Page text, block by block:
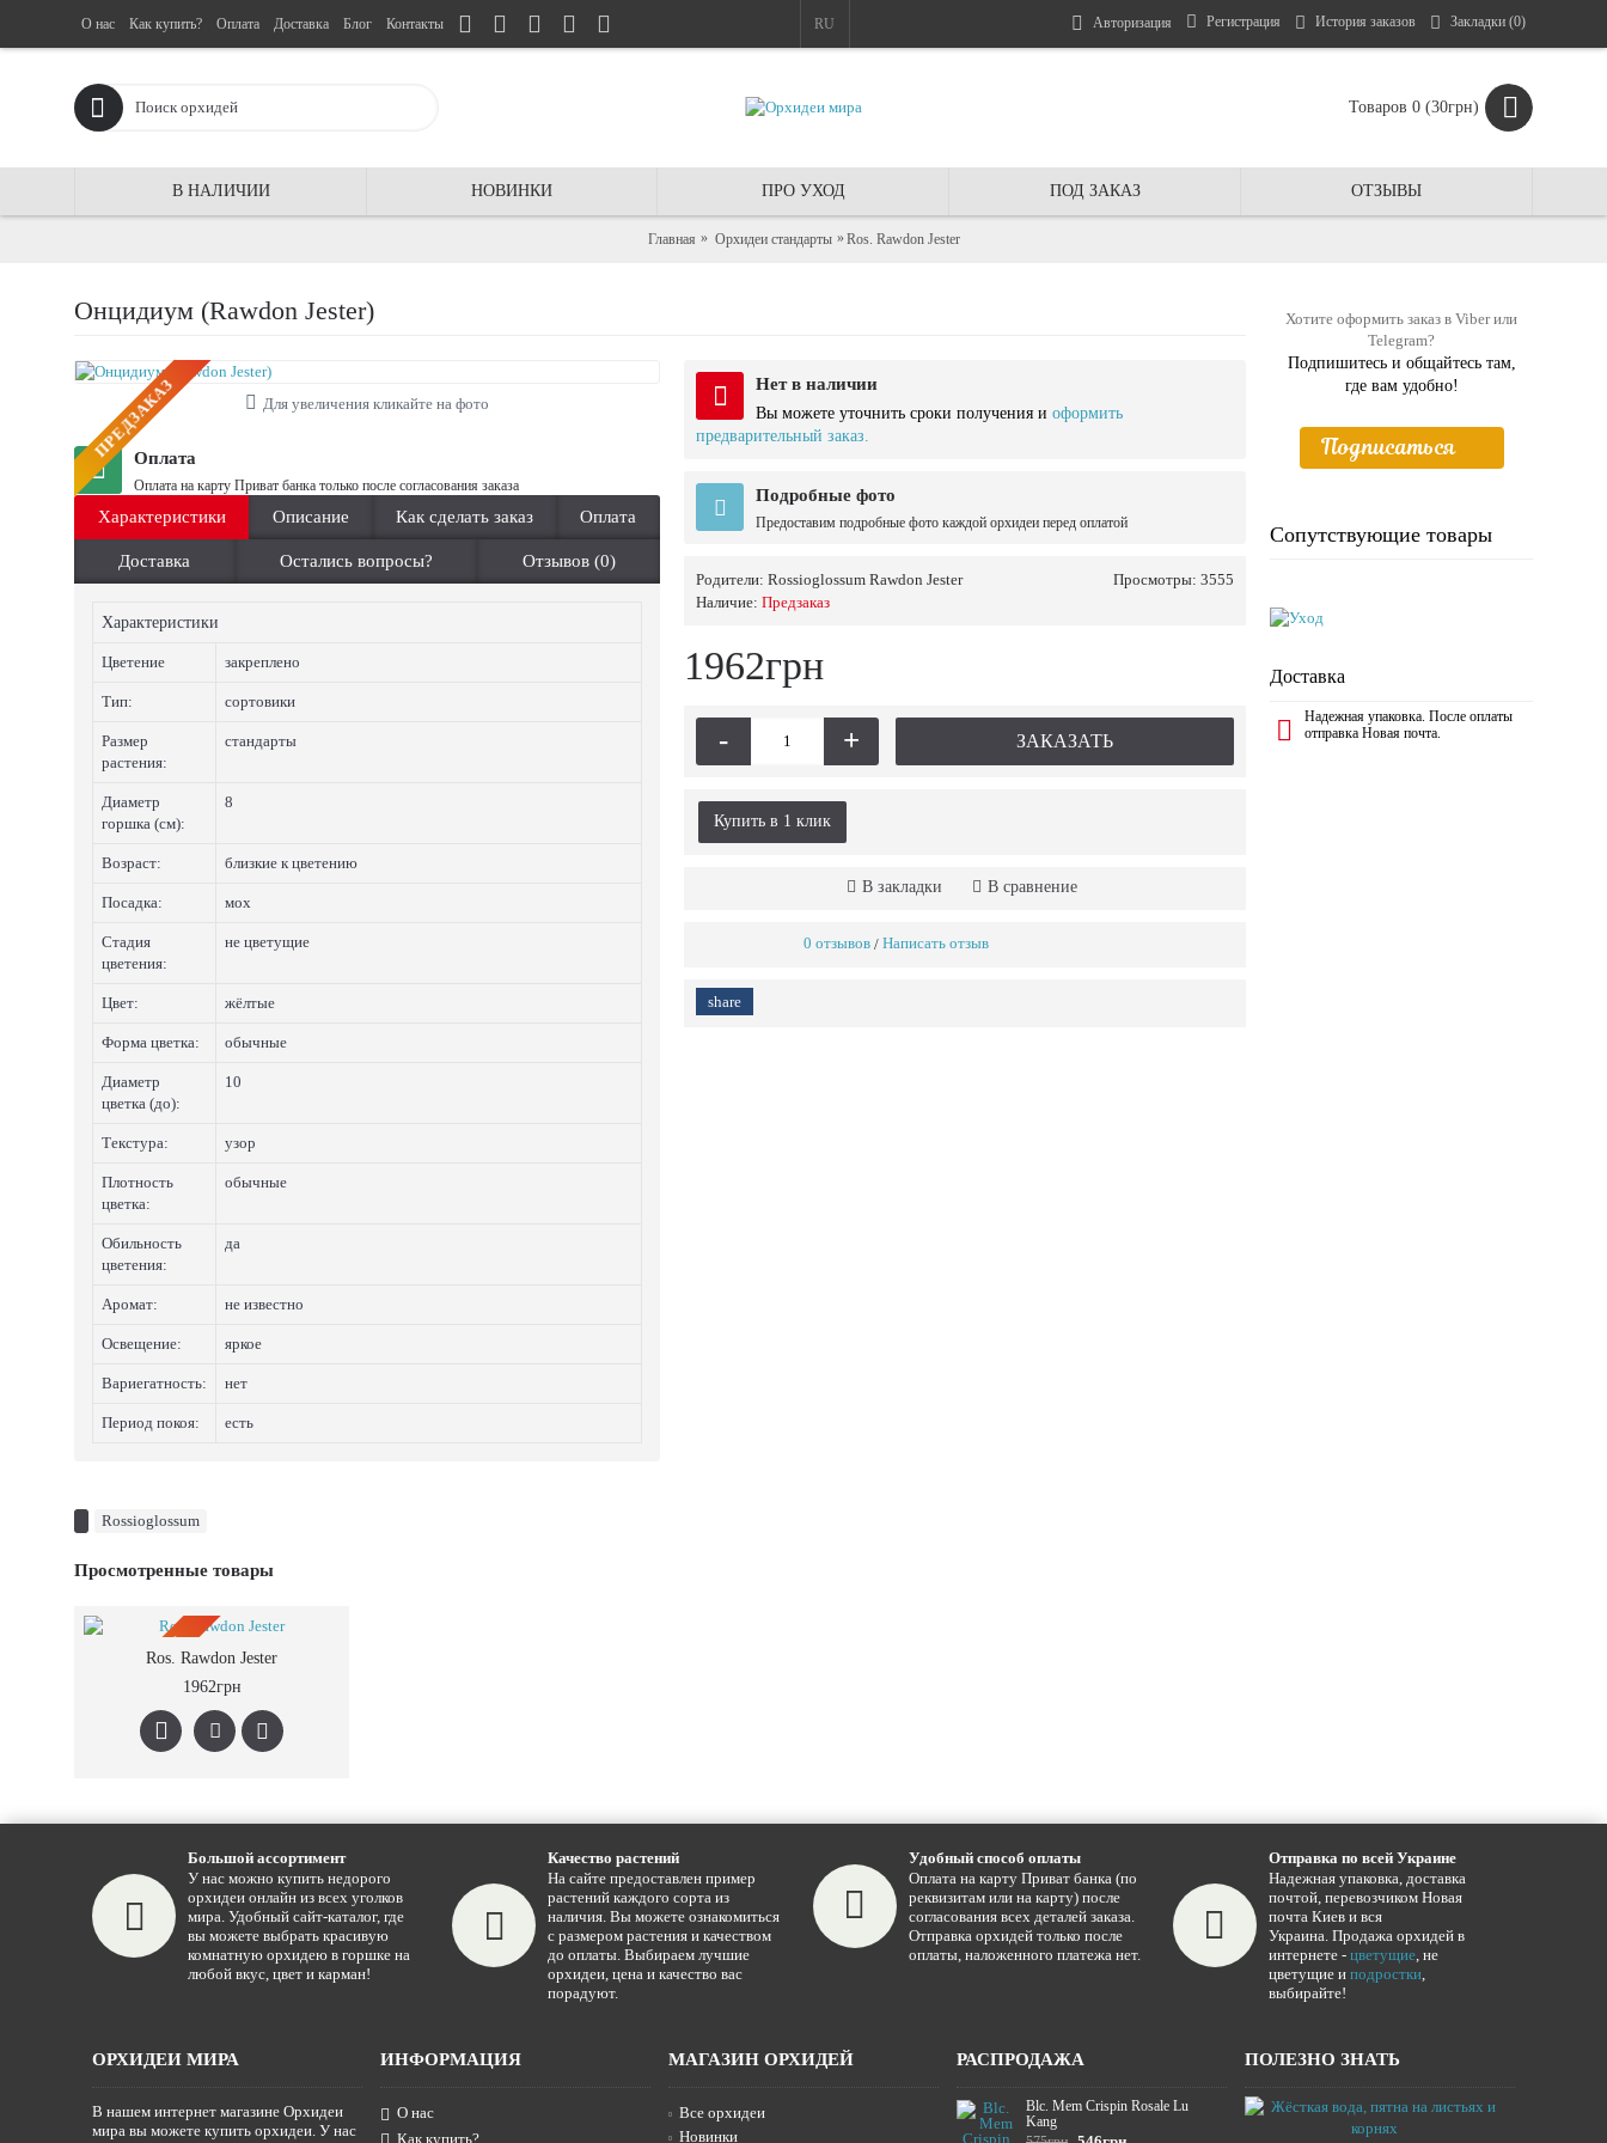
О нас Как купить? Оплата Доставка Блог Контакты RU Авторизация Регистрация История заказов Закладки (0)
Товаров 0 (30грн)
В НАЛИЧИИ НОВИНКИ ПРО УХОД ПОД ЗАКАЗ ОТЗЫВЫ
Главная Орхидеи стандарты Ros. Rawdon Jester
Хотите оформить заказ в Viber или
Telegram?
Подпишитесь и общайтесь там,
где вам удобно!
Подписаться
Сопутствующие товары
Доставка
Надежная упаковка. После оплаты
отправка Новая почта.
Онцидиум (Rawdon Jester)
ПРЕДЗАКАЗ Для увеличения кликайте на фото
Оплата
Оплата на карту Приват банка только после согласования заказа
Характеристики Описание Как сделать заказ Оплата
Доставка Остались вопросы? Отзывов (0)
Характеристики
Цветение закреплено
Тип: сортовики
Размер
растения:
стандарты
Диаметр
горшка (см):
8
Возраст: близкие к цветению
Посадка: мох
Стадия
цветения:
не цветущие
Цвет: жёлтые
Форма цветка: обычные
Диаметр
цветка (до):
10
Текстура: узор
Плотность
цветка:
обычные
Обильность
цветения:
да
Аромат: не известно
Освещение: яркое
Вариегатность: нет
Период покоя: есть
Нет в наличии
Вы можете уточнить сроки получения и оформить
предварительный заказ.
Подробные фото
Предоставим подробные фото каждой орхидеи перед оплатой
Просмотры: 3555
Родители: Rossioglossum Rawdon Jester
Наличие: Предзаказ
1962грн
- + ЗАКАЗАТЬ
Купить в 1 клик
В закладки В сравнение
0 отзывов / Написать отзыв
share
Rossioglossum
Просмотренные товары
ПРЕДЗАКАЗ
Ros. Rawdon Jester
1962грн
Большой ассортимент
У нас можно купить недорого
орхидеи онлайн из всех уголков
мира. Удобный сайт-каталог, где
вы можете выбрать красивую
комнатную орхидею в горшке на
любой вкус, цвет и карман!
Качество растений
На сайте предоставлен пример
растений каждого сорта из
наличия. Вы можете ознакомиться
с размером растения и качеством
до оплаты. Выбираем лучшие
орхидеи, цена и качество вас
порадуют.
Удобный способ оплаты
Оплата на карту Приват банка (по
реквизитам или на карту) после
согласования всех деталей заказа.
Отправка орхидей только после
оплаты, наложенного платежа нет.
Отправка по всей Украине
Надежная упаковка, доставка
почтой, перевозчиком Новая
почта Киев и вся
Украина. Продажа орхидей в
интернете - цветущие, не
цветущие и подростки,
выбирайте!
ОРХИДЕИ МИРА
В нашем интернет магазине Орхидеи
мира вы можете купить орхидеи. У нас
ИНФОРМАЦИЯ
О нас
Как купить?
МАГАЗИН ОРХИДЕЙ
Все орхидеи
Новинки
РАСПРОДАЖА
Blc. Mem Crispin Rosale Lu
Kang
ПОЛЕЗНО ЗНАТЬ